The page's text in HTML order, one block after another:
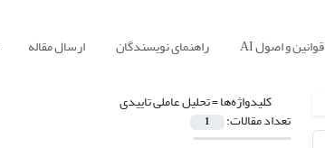
قوانین و اصول AI راهنمای نویسندگان ارسال مقاله
کلیدواژه‌ها =تحلیل عاملی تاییدی
تعداد مقالات: 1